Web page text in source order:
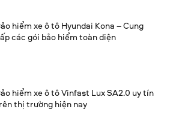
hiểm xe ô tô Hyundai Kona – Cung
các gói bảo hiểm toàn diện
hiểm xe ô tô Vinfast Lux SA2.0 uy tín
thị trường hiện nay